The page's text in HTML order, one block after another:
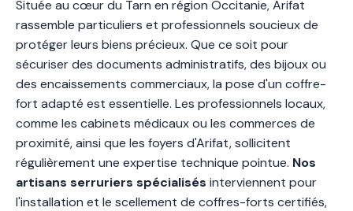
Située au cœur du Tarn en région Occitanie, Arifat
rassemble particuliers et professionnels soucieux de
protéger leurs biens précieux. Que ce soit pour
sécuriser des documents administratifs, des bijoux ou
des encaissements commerciaux, la pose d'un coffre-
fort adapté est essentielle. Les professionnels locaux,
comme les cabinets médicaux ou les commerces de
proximité, ainsi que les foyers d'Arifat, sollicitent
régulièrement une expertise technique pointue. Nos
artisans serruriers spécialisés interviennent pour
l'installation et le scellement de coffres-forts certifiés,